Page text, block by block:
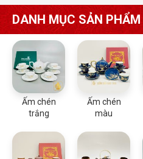
DANH MỤC SẢN PHẨM
Ấm chén
trắng
Ấm chén
màu